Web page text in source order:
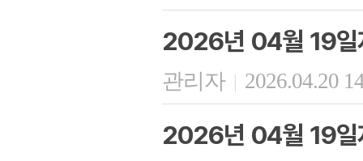
2026년 04월 19일
관리자 | 2026.04.20
2026년 04월 19일